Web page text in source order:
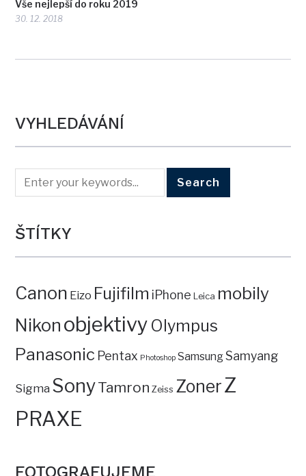
Vše nejlepší do roku 2019
30. 12. 2018
VYHLEDÁVÁNÍ
ŠTÍTKY
Canon Eizo Fujifilm iPhone Leica mobily
Nikon objektivy Olympus
Panasonic Pentax Photoshop SamsungSamyang
Sigma SonyTamron Zeiss ZonerZ
PRAXE
FOTOGRAFUJEME